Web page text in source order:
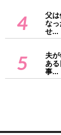
4
父は
なっ
せ...
5
夫
あ
事...